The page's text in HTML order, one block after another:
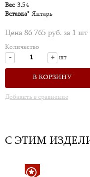
Вес 3.54
Вставка* Янтарь
Цена 86 765 руб. за 1 шт
Количество
-
+ шт
В КОРЗИНУ
Добавить в сравнение
С ЭТИМ